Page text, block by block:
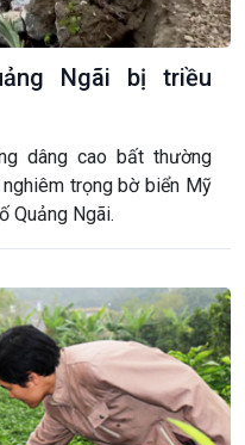
Ngãi bị triều
dâng cao bất thường
trọng bờ biển Mỹ
Quảng Ngãi.